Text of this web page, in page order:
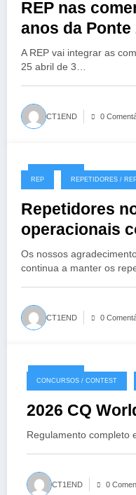
REP nas
anos da Ponte
A REP vai integrar as
25 abril de 3…
CT1END 0
19/07/2026
REP REPETIDORES /
Repetidores
operacionais
EchoLink
Os nossos
continua a manter os
CT1END 0
18/07/2026
CONCURSOS / CONTEST
2026 CQ
Regulamento completo
CT1END 0